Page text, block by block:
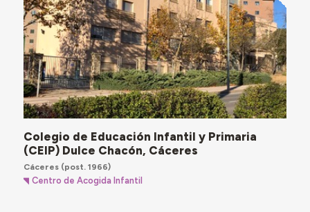
Colegio de Educación Infantil y Primaria
(CEIP) Dulce Chacón, Cáceres
Cáceres(post. 1966)
Centro de Acogida Infantil